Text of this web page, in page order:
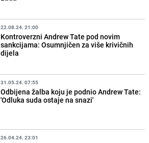
22.08.24. 21:00
Kontroverzni Andrew Tate pod novim
sankcijama: Osumnjičen za više krivičnih
dijela
31.05.24. 07:55
Odbijena žalba koju je podnio Andrew Tate:
'Odluka suda ostaje na snazi'
26.04.24. 23:01